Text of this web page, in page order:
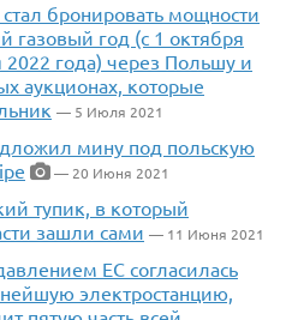
бронировать мощности
газовый год (с 1 октября
2022 года) через Польшу и
аукционах, которые
— 5 Июля 2021
мину под польскую
— 20 Июня 2021
тупик, в который
зашли сами — 11 Июня 2021
ЕС согласилась
электростанцию,